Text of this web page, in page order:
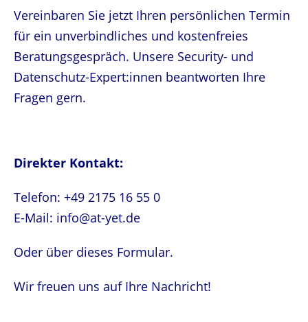
Vereinbaren Sie jetzt Ihren persönlichen Termin
für ein unverbindliches und kostenfreies
Beratungsgespräch. Unsere Security- und
Datenschutz-Expert:innen beantworten Ihre
Fragen gern.
Direkter Kontakt:
Telefon: +49 2175 16 55 0
E-Mail: info@at-yet.de
Oder über dieses Formular.
Wir freuen uns auf Ihre Nachricht!